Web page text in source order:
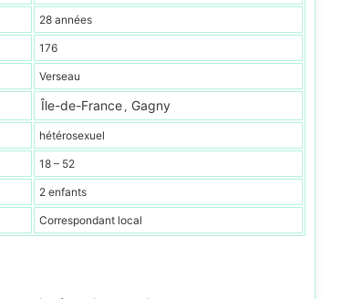
28 années
176
Verseau
Île-de-France , Gagny
hétérosexuel
18 – 52
2 enfants
Correspondant local